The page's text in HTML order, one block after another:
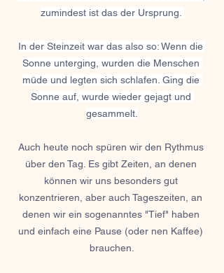
zumindest ist das der Ursprung.
In der Steinzeit war das also so: Wenn die
Sonne unterging, wurden die Menschen
müde und legten sich schlafen. Ging die
Sonne auf, wurde wieder gejagt und
gesammelt.
Auch heute noch spüren wir den Rythmus
über den Tag. Es gibt Zeiten, an denen
können wir uns besonders gut
konzentrieren, aber auch Tageszeiten, an
denen wir ein sogenanntes "Tief" haben
und einfach eine Pause (oder nen Kaffee)
brauchen.